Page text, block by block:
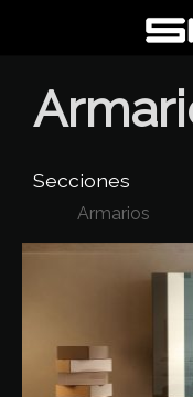
Secciones
Armarios